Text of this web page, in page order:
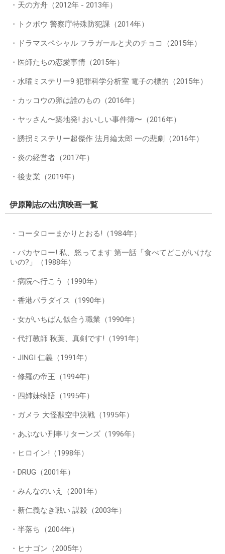
・天の方舟（2012年 - 2013年）
・トクボウ 警察庁特殊防犯課（2014年）
・ドラマスペシャル フラガールと犬のチョコ（2015年）
・医師たちの恋愛事情（2015年）
・水曜ミステリー9 犯罪科学分析室 電子の標的（2015年）
・カッコウの卵は誰のもの（2016年）
・ヤッさん〜築地発! おいしい事件簿〜（2016年）
・誘拐ミステリー超傑作 法月綸太郎 一の悲劇（2016年）
・炎の経営者（2017年）
・後妻業（2019年）
伊原剛志の出演映画一覧
・コータローまかりとおる!（1984年）
・バカヤロー! 私、怒ってます 第一話「食べてどこがいけな
いの?」（1988年）
・病院へ行こう（1990年）
・香港パラダイス（1990年）
・女がいちばん似合う職業（1990年）
・代打教師 秋葉、真剣です!（1991年）
・JINGI 仁義（1991年）
・修羅の帝王（1994年）
・四姉妹物語（1995年）
・ガメラ 大怪獣空中決戦（1995年）
・あぶない刑事リターンズ（1996年）
・ヒロイン!（1998年）
・DRUG（2001年）
・みんなのいえ（2001年）
・新仁義なき戦い 謀殺（2003年）
・半落ち（2004年）
・ヒナゴン（2005年）